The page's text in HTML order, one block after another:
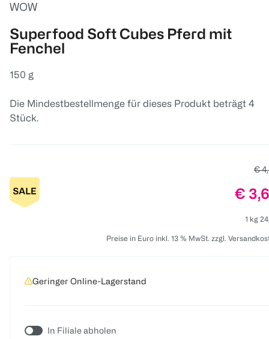
WOW
Superfood Soft Cubes Pferd mit
Fenchel
150 g
Die Mindestbestellmenge für dieses Produkt beträgt 4
Stück.
€
€
1 kg
Preise in Euro inkl. 13 % MwSt. zzgl.
Geringer Online-Lagerstand
In Filiale abholen